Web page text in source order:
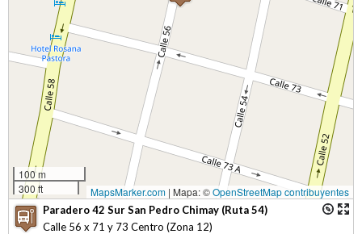
100 m
300 ft
MapsMarker.com | Mapa: ©OpenStreetMap contribuyentes
Paradero 42 Sur San Pedro Chimay (Ruta 54)
Calle 56 x 71 y 73 Centro (Zona 12)